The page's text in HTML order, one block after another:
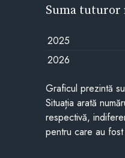
Suma
2025
2026
Graficul prezintă
Situația arată
respectivă,
pentru care au